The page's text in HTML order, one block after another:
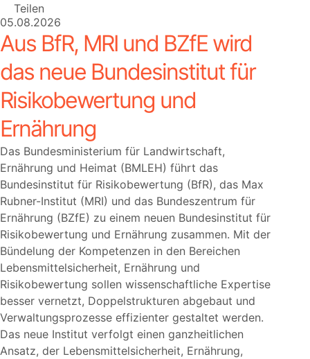
Teilen
05.08.2026
Aus BfR, MRI und BZfE wird
das neue Bundesinstitut für
Risikobewertung und
Ernährung
Das Bundesministerium für Landwirtschaft,
Ernährung und Heimat (BMLEH) führt das
Bundesinstitut für Risikobewertung (BfR), das Max
Rubner-Institut (MRI) und das Bundeszentrum für
Ernährung (BZfE) zu einem neuen Bundesinstitut für
Risikobewertung und Ernährung zusammen. Mit der
Bündelung der Kompetenzen in den Bereichen
Lebensmittelsicherheit, Ernährung und
Risikobewertung sollen wissenschaftliche Expertise
besser vernetzt, Doppelstrukturen abgebaut und
Verwaltungsprozesse effizienter gestaltet werden.
Das neue Institut verfolgt einen ganzheitlichen
Ansatz, der Lebensmittelsicherheit, Ernährung,